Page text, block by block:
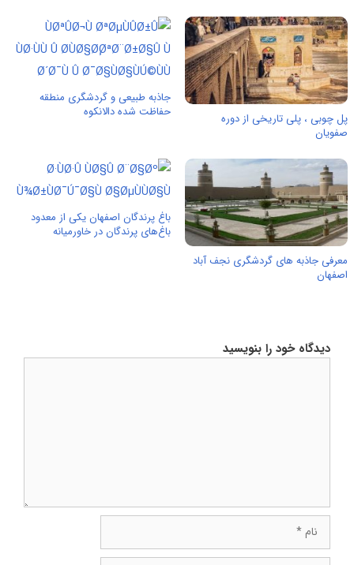
پل چوبی ، پلی تاریخی از دوره
صفویان
جاذبه طبیعی و گردشگری منطقه
حفاظت شده دالانکوه
معرفی جاذبه های گردشگری نجف آباد
اصفهان
باغ پرندگان اصفهان یکی از معدود
باغ‌های پرندگان در خاورمیانه
دیدگاه خود را بنویسید